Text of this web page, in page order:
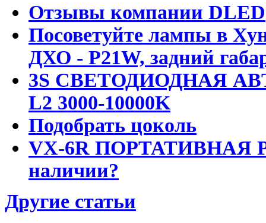
Отзывы компании DLED
Посоветуйте лампы в
ДХО - P21W, задний
3S СВЕТОДИОДНАЯ
L2 3000-10000K
Подобрать цоколь
VX-6R ПОРТАТИВНАЯ
наличии?
Другие статьи